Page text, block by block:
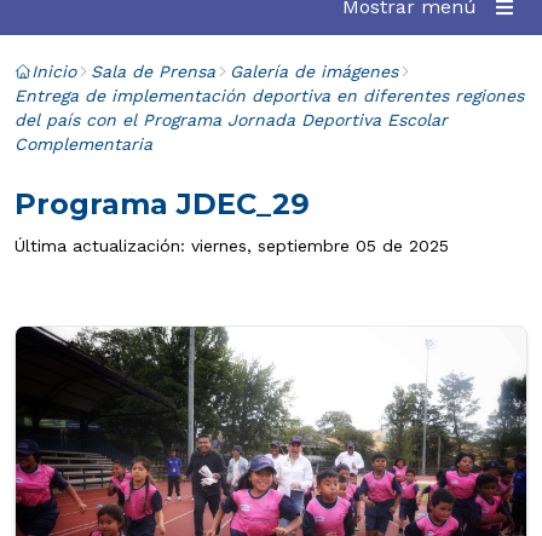
Mostrar menú
Inicio Sala de Prensa
Galería de imágenes
Entrega de implementación deportiva en diferentes regiones
del país con el Programa Jornada Deportiva Escolar
Complementaria
Programa JDEC_29
Última actualización: viernes, septiembre 05 de 2025